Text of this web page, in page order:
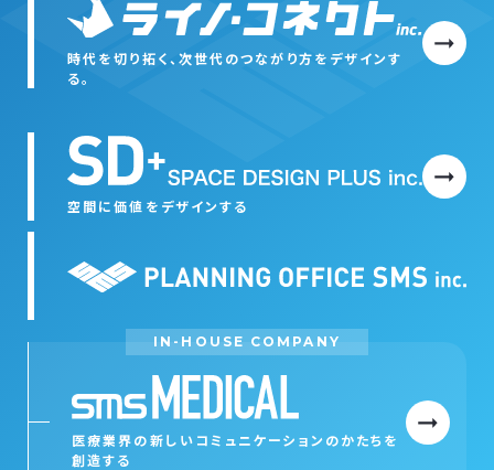
時代を切り拓く、次世代のつながり方をデザインす
る。
空間に価値をデザインする
IN-HOUSE COMPANY
医療業界の新しいコミュニケーションのかたちを
創造する